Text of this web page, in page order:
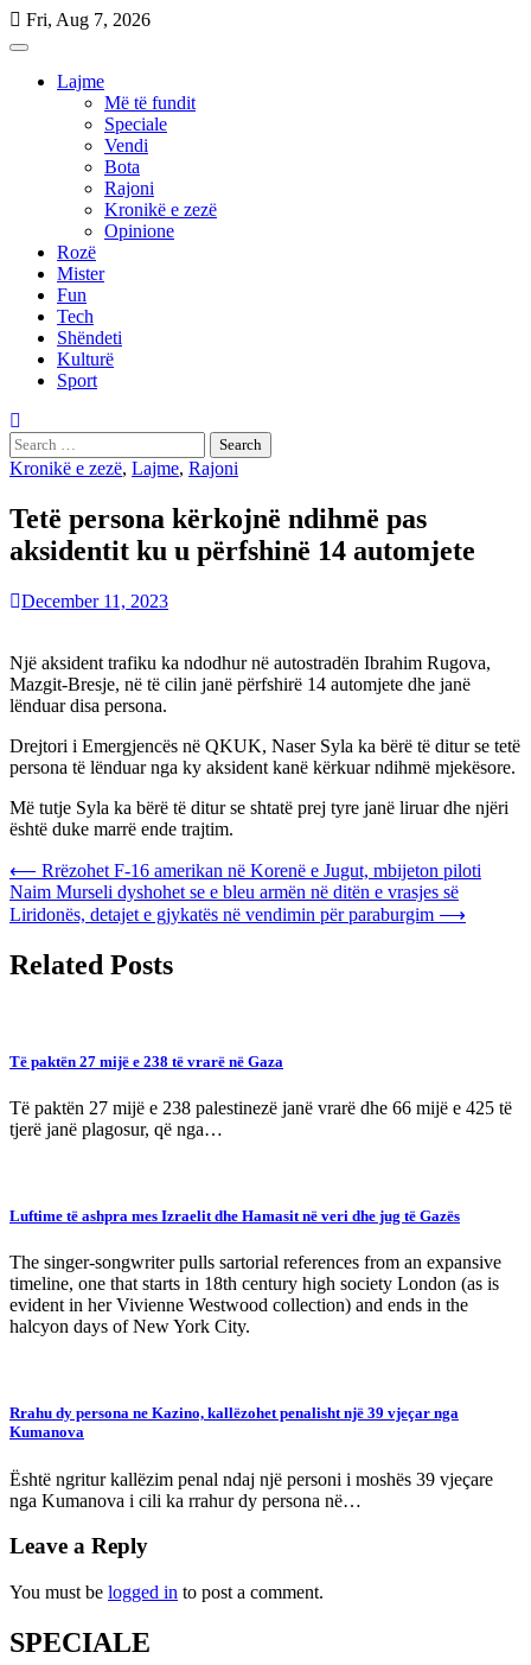
Skip
to
Fri, Aug 7, 2026
Lajme
Më të fundit
Speciale
Vendi
Bota
Rajoni
Kronikë e zezë
Opinione
Rozë
Mister
Fun
Tech
Shëndeti
Kulturë
Sport
Search
for:
Kronikë e zezë, Lajme, Rajoni
Tetë persona kërkojnë ndihmë pas
aksidentit ku u përfshinë 14 automjete
December 11, 2023
Një aksident trafiku ka ndodhur në autostradën Ibrahim Rugova,
Mazgit-Bresje, në të cilin janë përfshirë 14 automjete dhe janë
lënduar disa persona.
Drejtori i Emergjencës në QKUK, Naser Syla ka bërë të ditur se tetë
persona të lënduar nga ky aksident kanë kërkuar ndihmë mjekësore.
Më tutje Syla ka bërë të ditur se shtatë prej tyre janë liruar dhe njëri
është duke marrë ende trajtim.
Post
navigation
⟵ Rrëzohet F-16 amerikan në Korenë e Jugut, mbijeton piloti
Naim Murseli dyshohet se e bleu armën në ditën e vrasjes së
Liridonës, detajet e gjykatës në vendimin për paraburgim ⟶
Related Posts
Të paktën 27 mijë e 238 të vrarë në Gaza
Të paktën 27 mijë e 238 palestinezë janë vrarë dhe 66 mijë e 425 të
tjerë janë plagosur, që nga…
Luftime të ashpra mes Izraelit dhe Hamasit në veri dhe jug të Gazës
The singer-songwriter pulls sartorial references from an expansive
timeline, one that starts in 18th century high society London (as is
evident in her Vivienne Westwood collection) and ends in the
halcyon days of New York City.
Rrahu dy persona ne Kazino, kallëzohet penalisht një 39 vjeçar nga
Kumanova
Është ngritur kallëzim penal ndaj një personi i moshës 39 vjeçare
nga Kumanova i cili ka rrahur dy persona në…
Leave a Reply
You must be logged in to post a comment.
SPECIALE